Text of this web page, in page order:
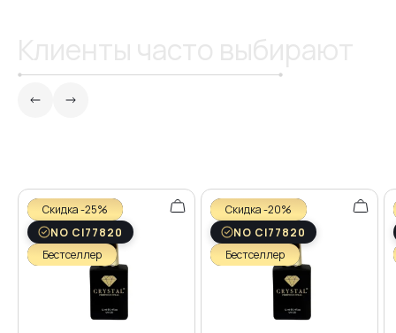
Скидка -25%
NO CI77820
Бестселлер
Скидка -20%
NO CI77820
Бестселлер